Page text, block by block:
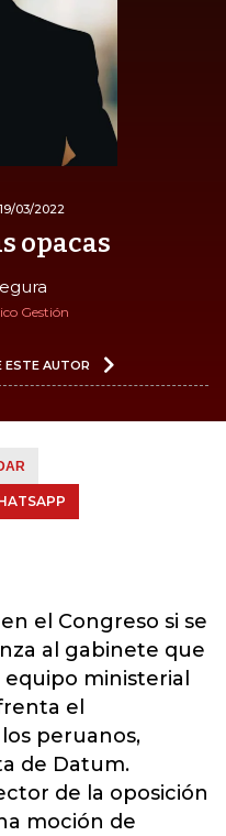
19/03/2022
opacas
Gestión
ESTE AUTOR
el Congreso si se
al gabinete que
ministerial
el
peruanos,
de Datum.
de la oposición
moción de